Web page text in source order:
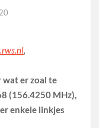
er zoal te
(156.4250 MHz),
enkele linkjes